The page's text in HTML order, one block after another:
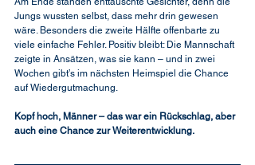
Jungs wussten selbst, dass mehr drin gewesen
wäre. Besonders die zweite Hälfte offenbarte zu
viele einfache Fehler. Positiv bleibt: Die Mannschaft
zeigte in Ansätzen, was sie kann – und in zwei
Wochen gibt’s im nächsten Heimspiel die Chance
auf Wiedergutmachung.
Kopf hoch, Männer – das war ein Rückschlag, aber
auch eine Chance zur Weiterentwicklung.